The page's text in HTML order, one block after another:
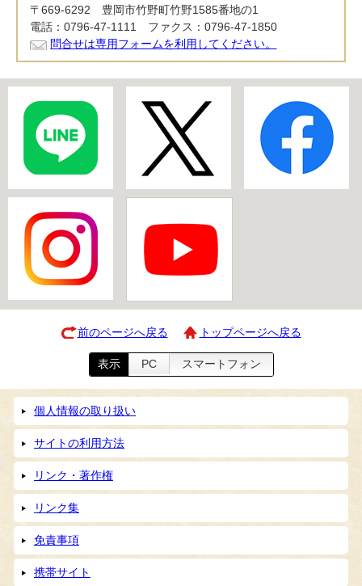
〒669-6292 豊岡市竹野町竹野1585番地の1
電話：0796-47-1111 ファクス：0796-47-1850
問合せは専用フォームを利用してください。
前のページへ戻る トップページへ戻る
表示 PC スマートフォン
個人情報の取り扱い
サイトの利用方法
リンク・著作権
リンク集
免責事項
携帯サイト